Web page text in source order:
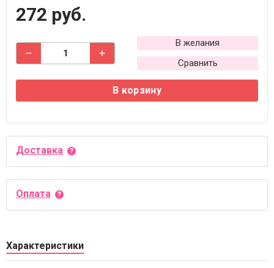
272 руб.
В желания
Сравнить
В корзину
Доставка
Оплата
Характеристики